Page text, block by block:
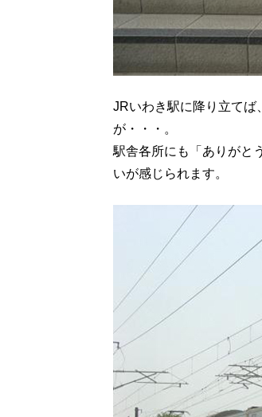
JRいわき駅に降り立てば
が・・・。
駅舎各所にも「ありがと
いが感じられます。